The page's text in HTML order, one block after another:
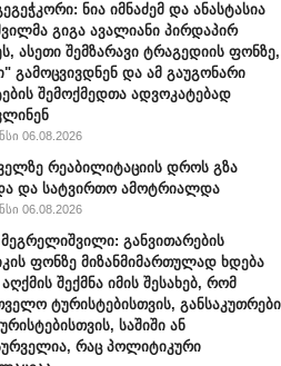
ნია იმნაძემ და ანასტასია
გიგა ავალიანი პირდაპირ
ასეთი შემზარავი ტრაგედიის ფონზე,
გამოცვივდნენ და ამ გაუგონარი
შემოქმედთა ადვოკატებად
06.08.2026
რეაბილიტაციის დროს გზა
და სატვირთო ამოტრიალდა
06.08.2026
განვითარების
ფონზე მიზანმიმართულად ხდება
შექმნა იმის შესახებ, რომ
ტურისტებისთვის,
საშიში ან
რაც პოლიტიკური